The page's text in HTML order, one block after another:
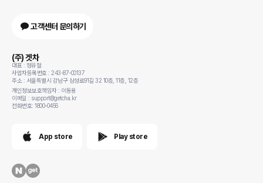
고객센터 문의하기
(주) 겟차
대표 : 정유철
사업자등록번호 : 243-87-00137
주소 : 서울특별시 강남구 삼성로91길 32 10층, 11층, 12층
개인정보보호책임자 : 이동용
이메일 : support@getcha.kr
전화번호: 1800-0456
App store Play store